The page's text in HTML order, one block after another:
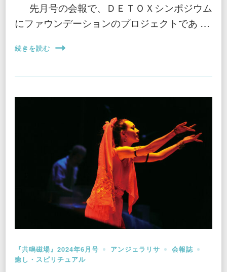
先月号の会報で、ＤＥＴＯＸシンポジウム
にファウンデーションのプロジェクトであ …
続きを読む
『共鳴磁場』2024年6月号 アンジェラリサ
会報誌
癒し・スピリチュアル